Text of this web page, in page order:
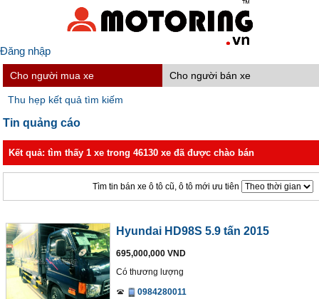
Đăng nhập
Cho người mua xe Cho người bán xe
Thu hẹp kết quả tìm kiếm
Tin quảng cáo
Kết quả: tìm thấy 1 xe trong 46130 xe đã được chào bán
Tìm tin bán xe ô tô cũ, ô tô mới ưu tiên
Hyundai HD98S 5.9 tấn 2015
695,000,000 VND
Có thương lượng
0984280011